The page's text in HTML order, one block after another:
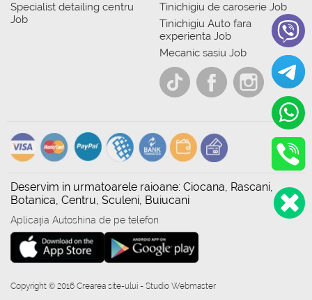
Specialist detailing centru
Job
Tinichigiu de caroserie Job
Tinichigiu Auto fara
experienta Job
Mecanic sasiu Job
Deservim in urmatoarele raioane: Ciocana, Rascani,
Botanica, Centru, Sculeni, Buiucani
Aplicația Autoshina de pe telefon
Copyright © 2016 Crearea site-ului - Studio Webmaster